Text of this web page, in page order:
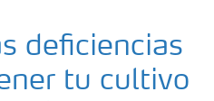
deficiencias
tu cultivo